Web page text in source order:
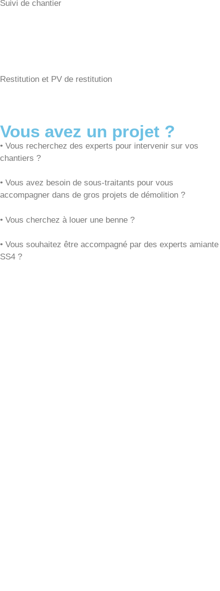
Suivi de chantier
Restitution et PV de restitution
Vous avez un projet ?
• Vous recherchez des experts pour intervenir sur vos
chantiers ?
• Vous avez besoin de sous-traitants pour vous
accompagner dans de gros projets de démolition ?
• Vous cherchez à louer une benne ?
• Vous souhaitez être accompagné par des experts amiante
SS4 ?